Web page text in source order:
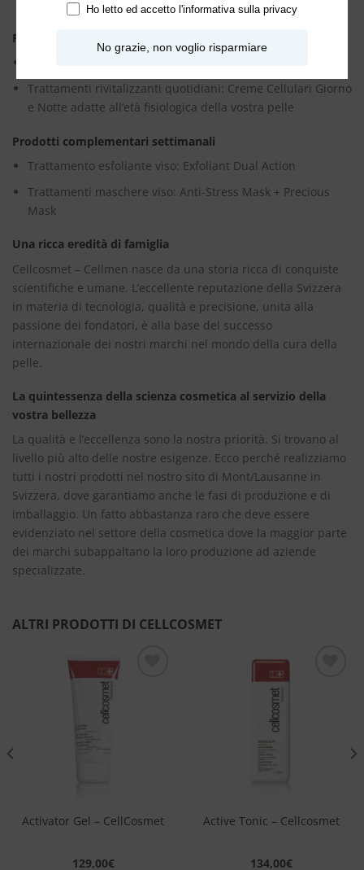
delicate
Prodotti complementari quotidiani
Trattamenti rivitalizzanti quotidiani: Creme Cellulari Giorno
e Notte adatte all’età fisiologica della vostra pelle
Prodotti complementari settimanali
Trattamento esfoliante viso: Exfoliant Dual Action
Trattamenti maschere viso: Anti-Stress Mask + Precious
Mask
Una ricca eredità di famiglia
Cellcosmet – Cellmen nasce da una storia ricca di conquiste
scientifiche e umane. L’eccellente reputazione della Svizzera
in materia di tecnologia, qualità e precisione, unita alla
passione dei fondatori, è alla base del successo
internazionale dei nostri marchi nel mondo della cura della
pelle.
La quintessenza della scienza cosmetica al servizio della
vostra bellezza
La qualità e l’eccellenza sono la nostra priorità. Si trovano al
livello più alto delle nostre esigenze. Ecco perché realizziamo
tutti i nostri prodotti nel nostro sito di Mont/Lausanne in
Svizzera, dove garantiamo anche le fasi di produzione e di
imballaggio. Un fatto abbastanza raro che deve essere
evidenziato nel settore della cosmetica dove la maggior parte
dei marchi subappaltano la loro produzione ad aziende
specializzate.
ALTRI PRODOTTI DI CELLCOSMET
Activator Gel – CellCosmet
129,00€
Active Tonic – Cellcosmet
134,00€
Ho letto ed accetto l'informativa sulla privacy
No grazie, non voglio risparmiare